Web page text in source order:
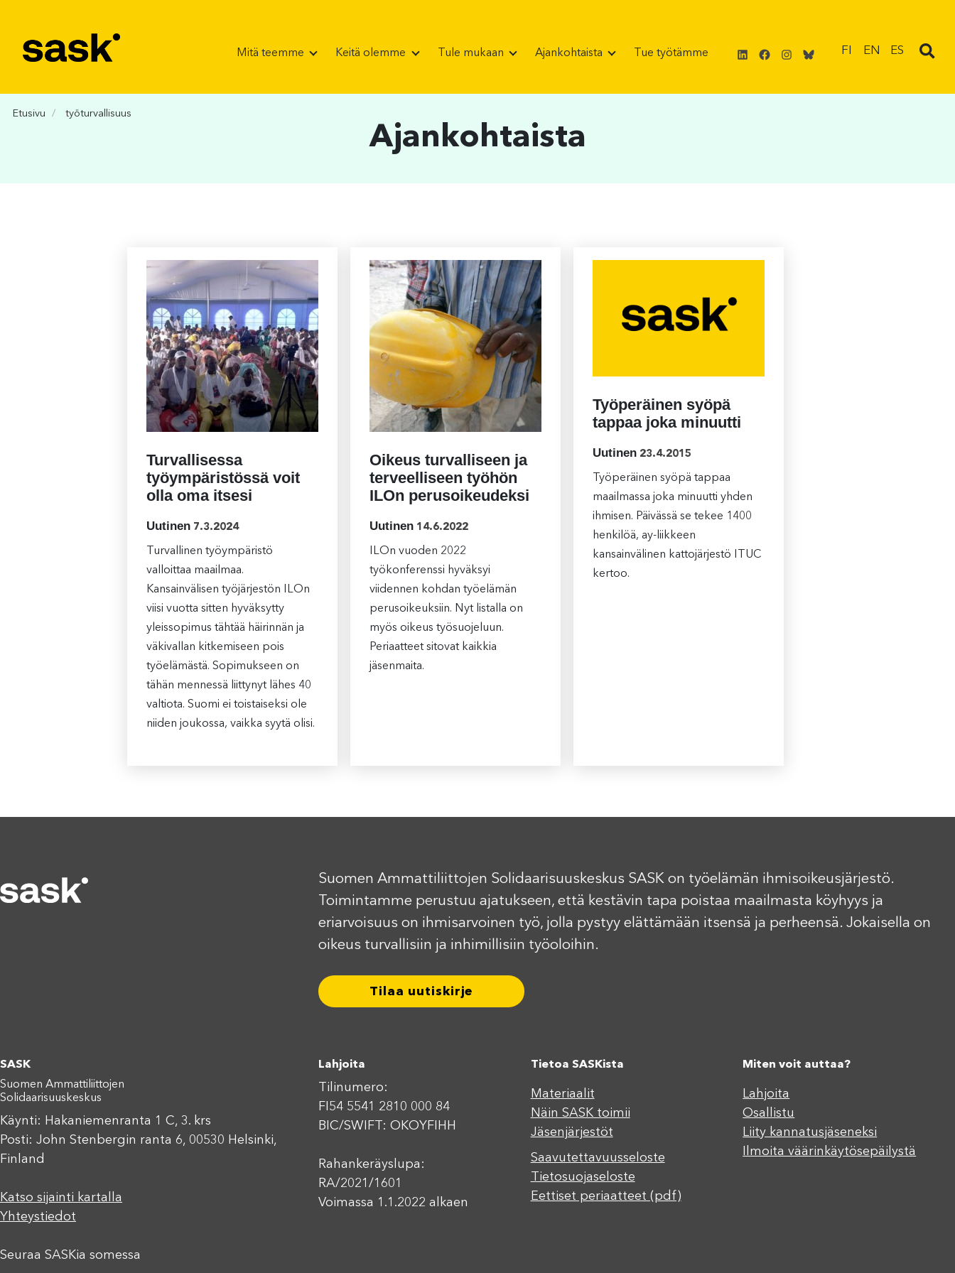
Mitä teemme Keitä olemme Tule mukaan Ajankohtaista Tue työtämme LinkedIn
Facebook
Instagram
Bluesky
FI EN ES
Etusivu työturvallisuus
Ajankohtaista
Turvallisessa
työympäristössä voit
olla oma itsesi
Uutinen 7.3.2024
Turvallinen työympäristö
valloittaa maailmaa.
Kansainvälisen työjärjestön ILOn
viisi vuotta sitten hyväksytty
yleissopimus tähtää häirinnän ja
väkivallan kitkemiseen pois
työelämästä. Sopimukseen on
tähän mennessä liittynyt lähes 40
valtiota. Suomi ei toistaiseksi ole
niiden joukossa, vaikka syytä olisi.
Oikeus turvalliseen ja
terveelliseen työhön
ILOn perusoikeudeksi
Uutinen 14.6.2022
ILOn vuoden 2022
työkonferenssi hyväksyi
viidennen kohdan työelämän
perusoikeuksiin. Nyt listalla on
myös oikeus työsuojeluun.
Periaatteet sitovat kaikkia
jäsenmaita.
Työperäinen syöpä
tappaa joka minuutti
Uutinen 23.4.2015
Työperäinen syöpä tappaa
maailmassa joka minuutti yhden
ihmisen. Päivässä se tekee 1400
henkilöä, ay-liikkeen
kansainvälinen kattojärjestö ITUC
kertoo.
Suomen Ammattiliittojen Solidaarisuuskeskus SASK on työelämän ihmisoikeusjärjestö.
Toimintamme perustuu ajatukseen, että kestävin tapa poistaa maailmasta köyhyys ja
eriarvoisuus on ihmisarvoinen työ, jolla pystyy elättämään itsensä ja perheensä. Jokaisella on
oikeus turvallisiin ja inhimillisiin työoloihin.
Tilaa uutiskirje
SASK
Suomen Ammattiliittojen
Solidaarisuuskeskus
Käynti: Hakaniemenranta 1 C, 3. krs
Posti: John Stenbergin ranta 6, 00530 Helsinki,
Finland
Katso sijainti kartalla
Yhteystiedot
Seuraa SASKia somessa
Lahjoita
Tilinumero:
FI54 5541 2810 000 84
BIC/SWIFT: OKOYFIHH
Rahankeräyslupa:
RA/2021/1601
Voimassa 1.1.2022 alkaen
Tietoa SASKista
Materiaalit
Näin SASK toimii
Jäsenjärjestöt
Saavutettavuusseloste
Tietosuojaseloste
Eettiset periaatteet (pdf)
Miten voit auttaa?
Lahjoita
Osallistu
Liity kannatusjäseneksi
Ilmoita väärinkäytösepäilystä